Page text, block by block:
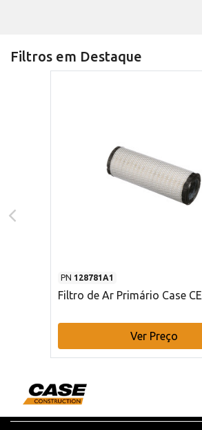
Filtros em Destaque
PN 128781A1
Filtro de Ar Primário Case CE
Ver Preço